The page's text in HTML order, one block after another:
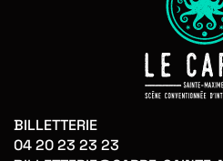
BILLETTERIE
04 20 23 23 23